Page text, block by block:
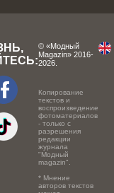
© «Модный
Magazin» 2016-
2026.
Копирование
текстов и
воспроизведение
фотоматериалов
- только с
разрешения
редакции
журнала
"Модный
magazin".
* Мнение
авторов текстов